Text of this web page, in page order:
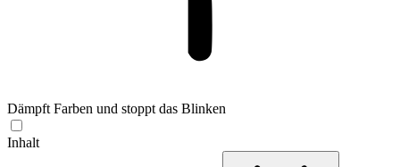
Dämpft Farben und stoppt das Blinken
Inhalt